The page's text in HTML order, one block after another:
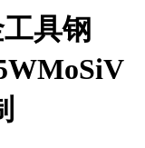
具钢